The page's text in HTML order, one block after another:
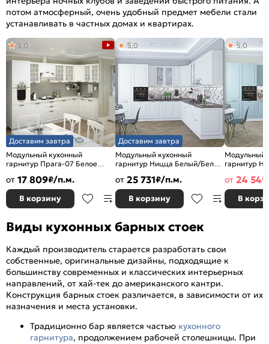
потом атмосферный, очень удобный предмет мебели стали
устанавливать в частных домах и квартирах.
Доставим завтра
Модульный кухонный
гарнитур Прага-07 Белое
2132x3300/1490x600
5,0
от 17 809₽/п.м.
В корзину
Доставим завтра
Модульный кухонный
гарнитур Ницца Белый/Белый
5,0
от 25 731₽/п.м.
В корзину
Модульный
гарнитур
5,0
от 24 549
В
Виды кухонных барных стоек
Каждый производитель старается разработать свои
собственные, оригинальные дизайны, подходящие к
большинству современных и классических интерьерных
направлений, от хай-тек до американского кантри.
Конструкция барных стоек различается, в зависимости от их
назначения и места установки.
Традиционно бар является частью кухонного
гарнитура, продолжением рабочей столешницы. При